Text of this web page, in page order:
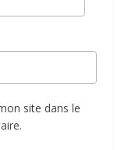
site dans le